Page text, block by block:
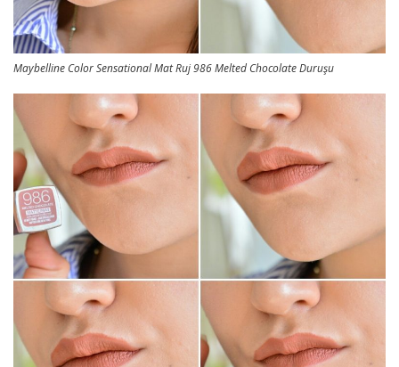
Maybelline Color Sensational Mat Ruj 986 Melted Chocolate Duruşu